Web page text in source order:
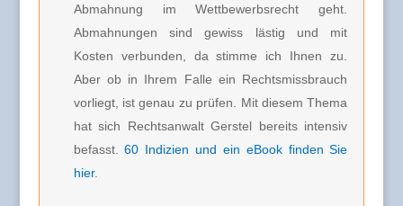
Abmahnung im Wettbewerbsrecht geht.
Abmahnungen sind gewiss lästig und mit
Kosten verbunden, da stimme ich Ihnen zu.
Aber ob in Ihrem Falle ein Rechtsmissbrauch
vorliegt, ist genau zu prüfen. Mit diesem Thema
hat sich Rechtsanwalt Gerstel bereits intensiv
befasst.60 Indizien und ein eBook finden Sie
hier.